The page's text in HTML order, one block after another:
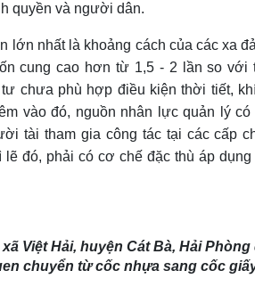
quyền và người dân.
lớn nhất là khoảng cách của các xa
cung cao hơn từ 1,5 - 2 lần so với
chưa phù hợp điều kiện thời tiết,
vào đó, nguồn nhân lực quản lý
tài tham gia công tác tại các cấp
lẽ đó, phải có cơ chế đặc thù áp
Việt Hải, huyện Cát Bà, Hải
chuyển từ cốc nhựa sang cốc